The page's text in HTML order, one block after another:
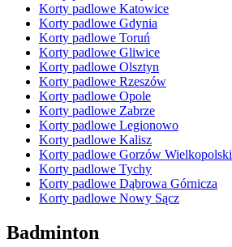
Korty padlowe Katowice
Korty padlowe Gdynia
Korty padlowe Toruń
Korty padlowe Gliwice
Korty padlowe Olsztyn
Korty padlowe Rzeszów
Korty padlowe Opole
Korty padlowe Zabrze
Korty padlowe Legionowo
Korty padlowe Kalisz
Korty padlowe Gorzów Wielkopolski
Korty padlowe Tychy
Korty padlowe Dąbrowa Górnicza
Korty padlowe Nowy Sącz
Badminton